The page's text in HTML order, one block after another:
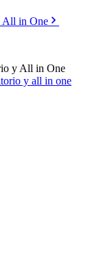
All in One
y All in One
y all in one